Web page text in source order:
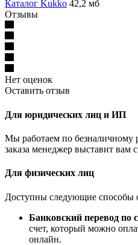
Каталог Kukko 42,2 мб
Отзывы
Нет оценок
Оставить отзыв
Для юридических лиц и ИП
Мы работаем по безналичному
заказа менеджер выставит вам
Для физических лиц
Доступны следующие способы
Банковский перевод по
счет, который можно
онлайн.